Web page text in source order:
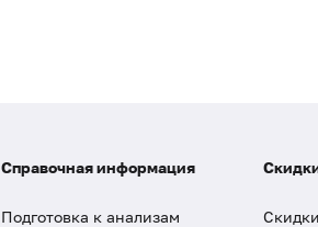
Справочная информация
Подготовка к анализам